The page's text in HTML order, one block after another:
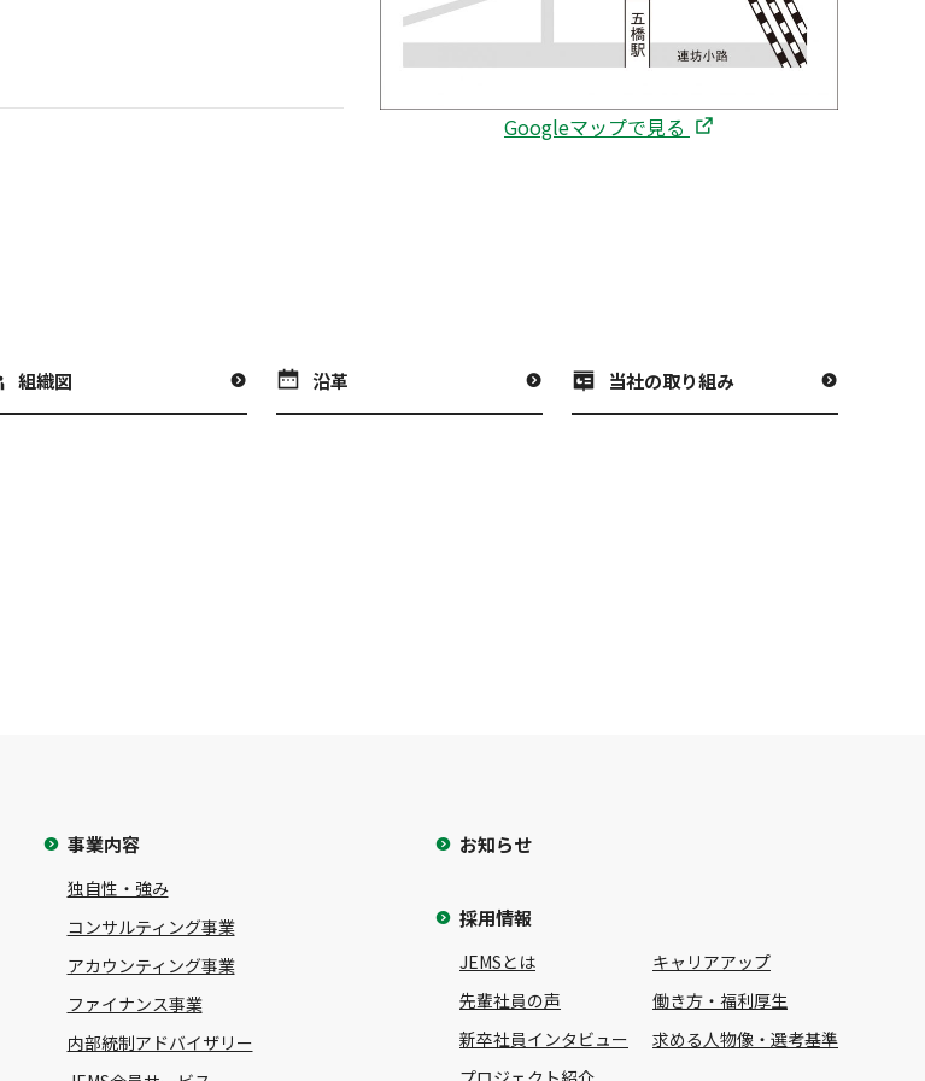
Googleマップで見る
組織図 沿革 当社の取り組み
事業内容
独自性・強み
コンサルティング事業
アカウンティング事業
ファイナンス事業
内部統制アドバイザリー
お知らせ
採用情報
JEMSとは
先輩社員の声
新卒社員インタビュー
キャリアアップ
働き方・福利厚生
求める人物像・選考基準